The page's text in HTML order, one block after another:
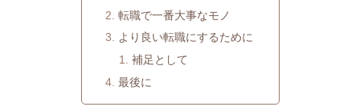
転職で一番大事なモノ
より良い転職にするために
補足として
最後に